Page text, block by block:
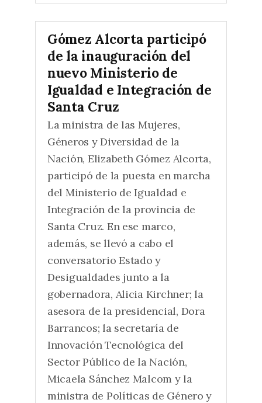
Gómez Alcorta participó
de la inauguración del
nuevo Ministerio de
Igualdad e Integración de
Santa Cruz
La ministra de las Mujeres,
Géneros y Diversidad de la
Nación, Elizabeth Gómez Alcorta,
participó de la puesta en marcha
del Ministerio de Igualdad e
Integración de la provincia de
Santa Cruz. En ese marco,
además, se llevó a cabo el
conversatorio Estado y
Desigualdades junto a la
gobernadora, Alicia Kirchner; la
asesora de la presidencial, Dora
Barrancos; la secretaría de
Innovación Tecnológica del
Sector Público de la Nación,
Micaela Sánchez Malcom y la
ministra de Políticas de Género y